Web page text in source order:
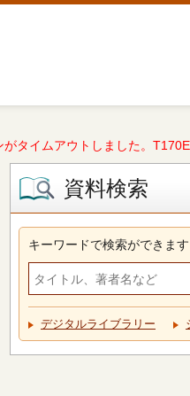
タイムアウトしました。
資料検索
キーワードで検索ができます
デジタルライブラリー